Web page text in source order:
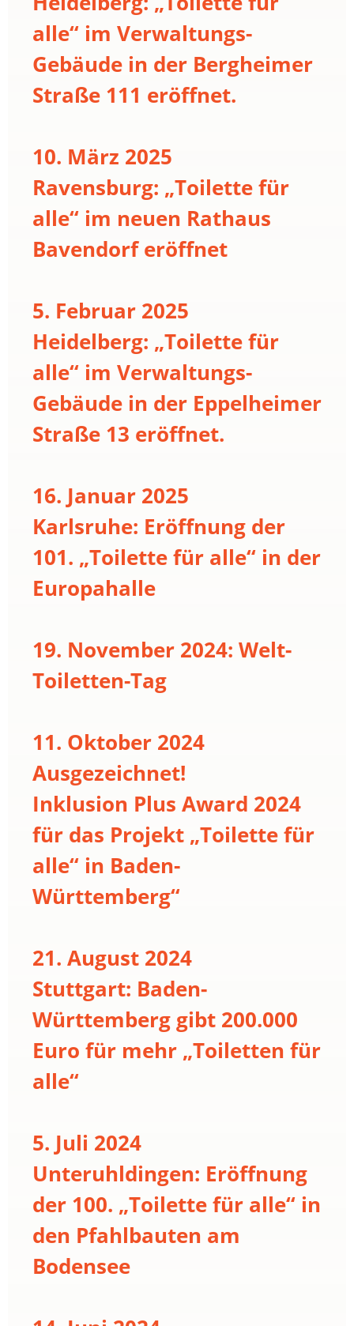
alle“ im Verwaltungs-
Gebäude in der Bergheimer
Straße 111 eröffnet.
10. März 2025
Ravensburg: „Toilette für
alle“ im neuen Rathaus
Bavendorf eröffnet
5. Februar 2025
Heidelberg: „Toilette für
alle“ im Verwaltungs-
Gebäude in der Eppelheimer
Straße 13 eröffnet.
16. Januar 2025
Karlsruhe: Eröffnung der
101. „Toilette für alle“ in der
Europahalle
19. November 2024: Welt-
Toiletten-Tag
11. Oktober 2024
Ausgezeichnet!
Inklusion Plus Award 2024
für das Projekt „Toilette für
alle“ in Baden-
Württemberg“
21. August 2024
Stuttgart: Baden-
Württemberg gibt 200.000
Euro für mehr „Toiletten für
alle“
5. Juli 2024
Unteruhldingen: Eröffnung
der 100. „Toilette für alle“ in
den Pfahlbauten am
Bodensee